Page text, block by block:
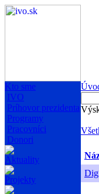
Kto sme
IVO
Príhovor prezidenta
Programy
Pracovníci
Donori
Aktuality
Projekty